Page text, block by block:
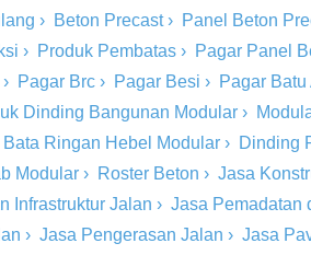
› Beton Precast› Panel Beton
› Produk Pembatas › Pagar Panel
› Pagar Brc › Pagar Besi › Pagar Batu
Dinding Bangunan Modular ›
Bata Ringan Hebel Modular › Dinding
Modular › Roster Beton › Jasa
Infrastruktur Jalan › Jasa Pemadatan
› Jasa Pengerasan Jalan › Jasa